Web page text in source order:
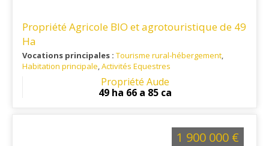
Propriété Agricole BIO et agrotouristique de 49
Ha
Vocations principales : Tourisme rural-hébergement,
Habitation principale,Activités Equestres
: A 20 minutes de CARCASSONNE et 1 heure
Propriété Aude
49 ha 66 a 85 ca
1 900 000 €